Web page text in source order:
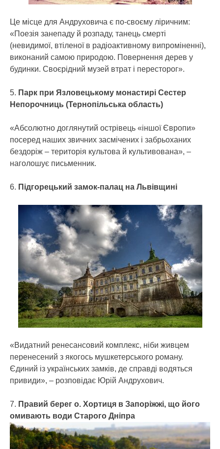
Це місце для Андруховича є по-своєму ліричним:
«Поезія занепаду й розпаду, танець смерті
(невидимої, втіленої в радіоактивному випроміненні),
виконаний самою природою. Повернення дерев у
будинки. Своєрідний музей втрат і пересторог».
5. Парк при Язловецькому монастирі Сестер
Непорочниць (Тернопільська область)
«Абсолютно доглянутий острівець «іншої Європи»
посеред наших звичних засмічених і забрьоханих
бездоріж – територія культова й культивована», –
наголошує письменник.
6. Підгорецький замок-палац на Львівщині
«Видатний ренесансовий комплекс, ніби живцем
перенесений з якогось мушкетерського роману.
Єдиний із українських замків, де справді водяться
привиди», – розповідає Юрій Андрухович.
7. Правий берег о. Хортиця в Запоріжжі, що його
омивають води Старого Дніпра